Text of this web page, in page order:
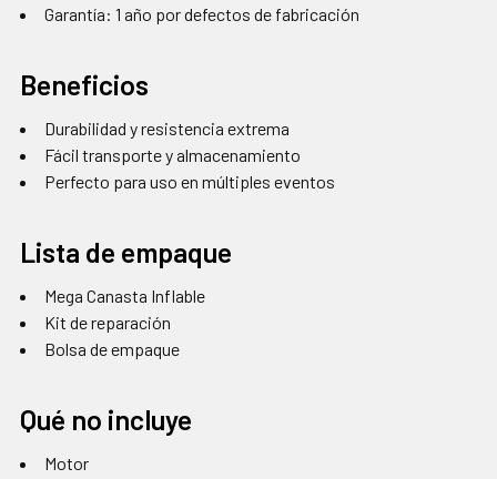
Garantía: 1 año por defectos de fabricación
Beneficios
Durabilidad y resistencia extrema
Fácil transporte y almacenamiento
Perfecto para uso en múltiples eventos
Lista de empaque
Mega Canasta Inflable
Kit de reparación
Bolsa de empaque
Qué no incluye
Motor